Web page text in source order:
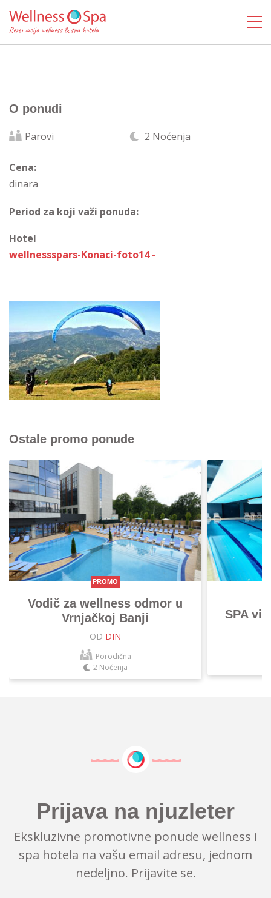
O ponudi
Parovi 2 Noćenja
Cena:
dinara
Period za koji važi ponuda:
Hotel
wellnessspars-Konaci-foto14 -
Ostale promo ponude
PROMO
Vodič za wellness odmor u
Vrnjačkoj Banji
OD DIN
Porodična
2 Noćenja
SPA
Prijava na njuzleter
Ekskluzivne promotivne ponude wellness i
spa hotela na vašu email adresu, jednom
nedeljno. Prijavite se.